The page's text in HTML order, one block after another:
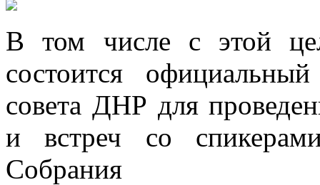
В том числе с этой
состоится
совета ДНР для
и встреч со
Собрания